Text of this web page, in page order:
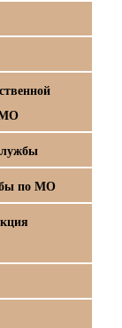
МО
по МО